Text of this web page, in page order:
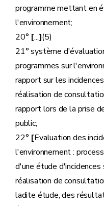
programme mettant en
l'environnement;
20° [...](5)
21° système
programmes sur
rapport sur les
réalisation de
rapport lors de la prise
public;
22° [Evaluation des
l'environnement :
d'une étude
réalisation de
ladite étude, des